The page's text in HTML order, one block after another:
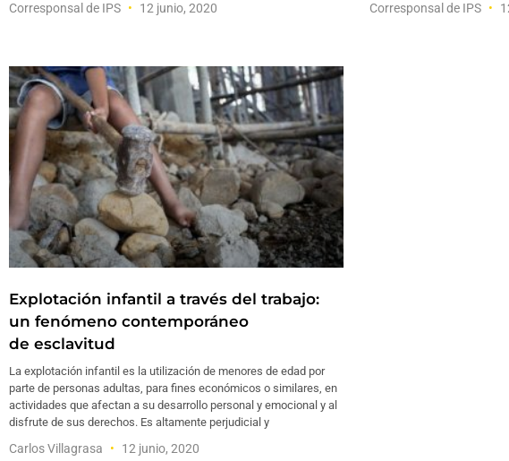
Corresponsal de IPS 12 junio, 2020 Corresponsal de IPS
Explotación infantil a través del trabajo:
un fenómeno contemporáneo
de esclavitud
La explotación infantil es la utilización de menores de edad por
parte de personas adultas, para fines económicos o similares, en
actividades que afectan a su desarrollo personal y emocional y al
disfrute de sus derechos. Es altamente perjudicial y
Carlos Villagrasa 12 junio, 2020